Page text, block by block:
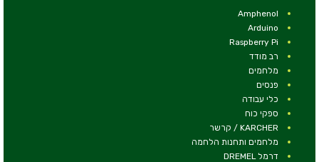
Amphenol
Arduino
Raspberry Pi
רב מודד
מלחמים
פנסים
כלי עבודה
ספקי כוח
KARCHER / קרשר
מלחמים ותחנות הלחמה
דרמל DREMEL